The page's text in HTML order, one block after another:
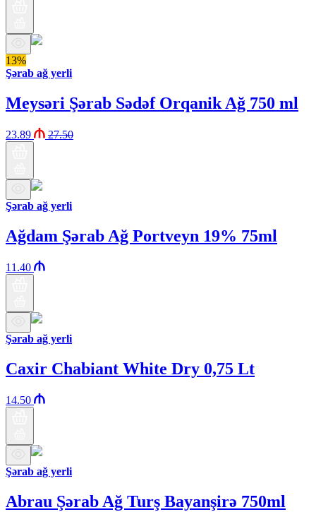
13%
Şərab ağ yerli
Meysəri Şərab Sədəf Orqanik Ağ 750 ml
23.89 27.50
Şərab ağ yerli
Ağdam Şərab Ağ Portveyn 19% 75ml
11.40
Şərab ağ yerli
Caxir Chabiant White Dry 0,75 Lt
14.50
Şərab ağ yerli
Abrau Şərab Ağ Turş Bayanşirə 750ml